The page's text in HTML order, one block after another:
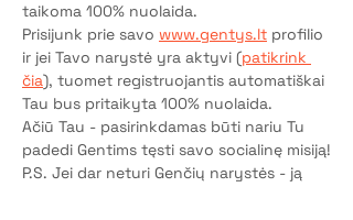
taikoma 100% nuolaida.
Prisijunk prie savo www.gentys.lt profilio
ir jei Tavo narystė yra aktyvi (patikrink
čia), tuomet registruojantis automatiškai
Tau bus pritaikyta 100% nuolaida.
Ačiū Tau - pasirinkdamas būti nariu Tu
padedi Gentims tęsti savo socialinę misiją!
P.S. Jei dar neturi Genčių narystės - ją